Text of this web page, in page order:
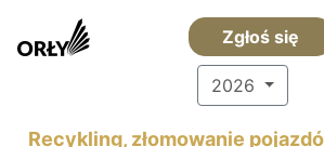
Zgłoś się
2026
Recykling, złomowanie